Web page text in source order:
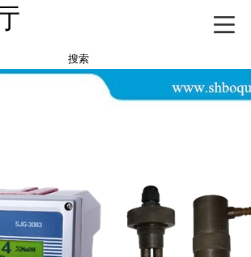
搜索